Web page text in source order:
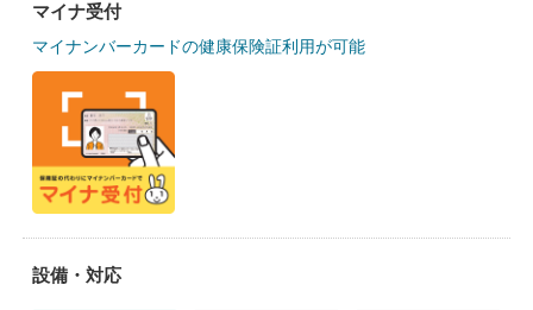
マイナ受付
マイナンバーカードの健康保険証利用が可能
設備・対応